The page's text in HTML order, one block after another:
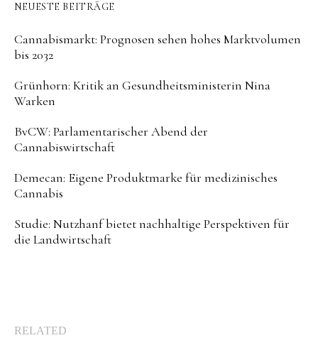
NEUESTE BEITRÄGE
Cannabismarkt: Prognosen sehen hohes Marktvolumen
bis 2032
Grünhorn: Kritik an Gesundheitsministerin Nina
Warken
BvCW: Parlamentarischer Abend der
Cannabiswirtschaft
Demecan: Eigene Produktmarke für medizinisches
Cannabis
Studie: Nutzhanf bietet nachhaltige Perspektiven für
die Landwirtschaft
RELATED